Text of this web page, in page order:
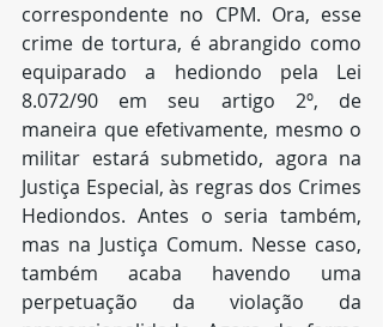
correspondente no CPM. Ora, esse
crime de tortura, é abrangido como
equiparado a hediondo pela Lei
8.072/90 em seu artigo 2º, de
maneira que efetivamente, mesmo o
militar estará submetido, agora na
Justiça Especial, às regras dos Crimes
Hediondos. Antes o seria também,
mas na Justiça Comum. Nesse caso,
também acaba havendo uma
perpetuação da violação da